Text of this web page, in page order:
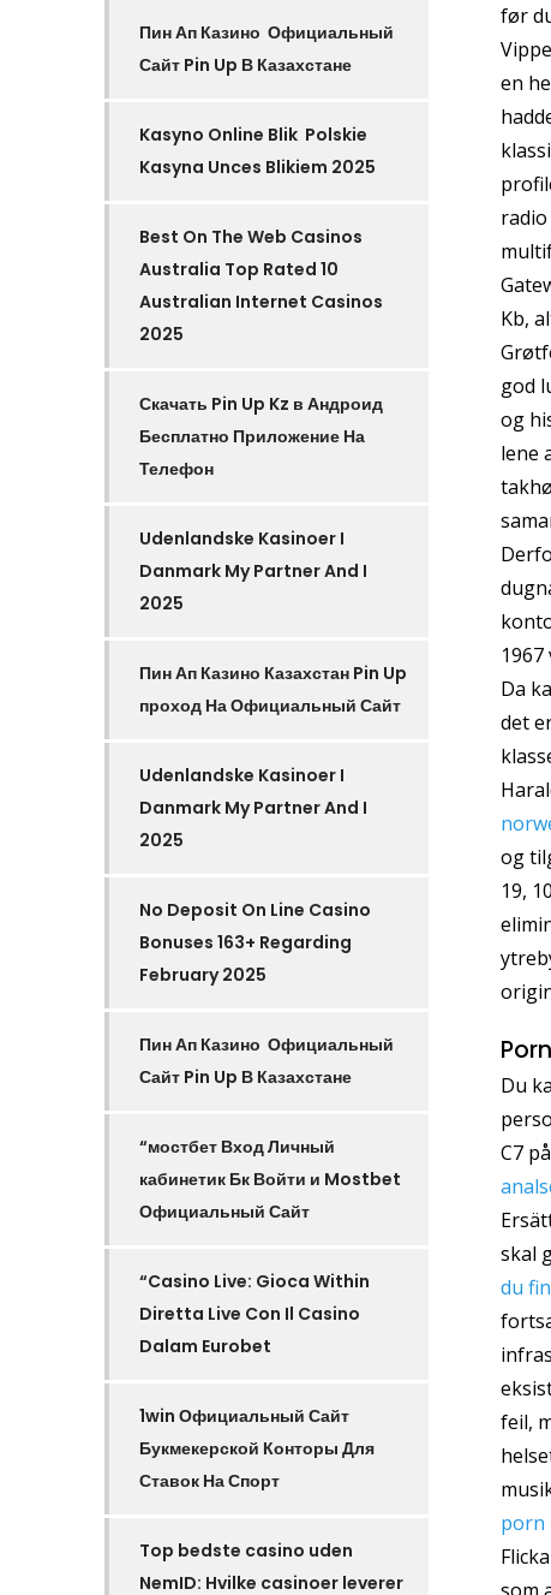
Пин Ап Казино ️ Официальный
Сайт Pin Up В Казахстане
Kasyno Online Blik ️ Polskie
Kasyna Unces Blikiem 2025
Best On The Web Casinos
Australia Top Rated 10
Australian Internet Casinos
2025
Скачать Pin Up Kz в Андроид
Бесплатно Приложение На
Телефон
Udenlandske Kasinoer I
Danmark️ My Partner And I
2025
Пин Ап Казино Казахстан Pin Up
проход На Официальный Сайт
Udenlandske Kasinoer I
Danmark️ My Partner And I
2025
No Deposit On Line Casino
Bonuses 163+ Regarding
February 2025
Пин Ап Казино ️ Официальный
Сайт Pin Up В Казахстане
“мостбет Вход Личный
кабинетик Бк Войти и Mostbet
Официальный Сайт
“Casino Live: Gioca Within
Diretta Live Con Il Casino
Dalam Eurobet
1win Официальный Сайт
Букмекерской Конторы Для
Ставок На Спорт
Top bedste casino uden
NemID: Hvilke casinoer leverer
før
en
Kb,
god
og
lene
Da
det
og
19,
Du
C7
skal
du
feil,
porn